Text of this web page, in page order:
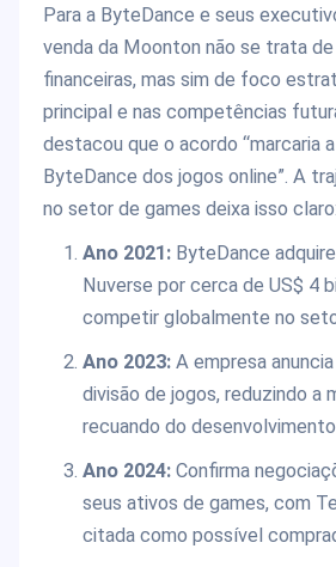
Para a ByteDance e seus
venda da Moonton não se trata
financeiras, mas sim de foco
principal e nas competências
destacou que o acordo “marcaria
ByteDance dos jogos online”. A
no setor de games deixa isso claro:
Ano 2021:ByteDance
Nuverse por cerca de US$ 4
competir globalmente no
Ano 2023:A empresa
divisão de jogos, reduzindo a
recuando do
Ano 2024:Confirma
seus ativos de games, com
citada como possível